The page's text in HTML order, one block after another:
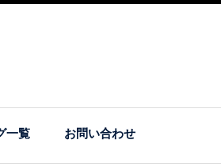
一覧 お問い合わせ